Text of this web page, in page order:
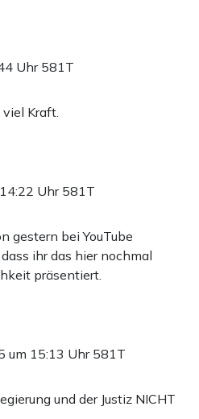
Uhr 581T
Kraft.
Uhr 581T
gestern bei YouTube
ihr das hier nochmal
präsentiert.
um 15:13 Uhr 581T
und der Justiz NICHT